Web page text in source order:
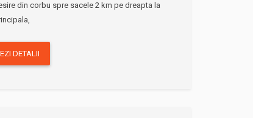
din corbu spre sacele 2 km pe dreapta la
DETALII